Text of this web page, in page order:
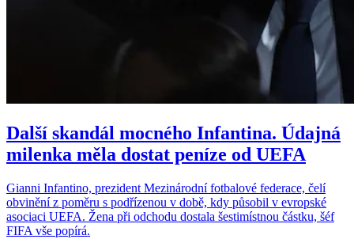
Další skandál mocného Infantina. Údajná
milenka měla dostat peníze od UEFA
Gianni Infantino, prezident Mezinárodní fotbalové federace, čelí
obvinění z poměru s podřízenou v době, kdy působil v evropské
asociaci UEFA. Žena při odchodu dostala šestimístnou částku, šéf
FIFA vše popírá.